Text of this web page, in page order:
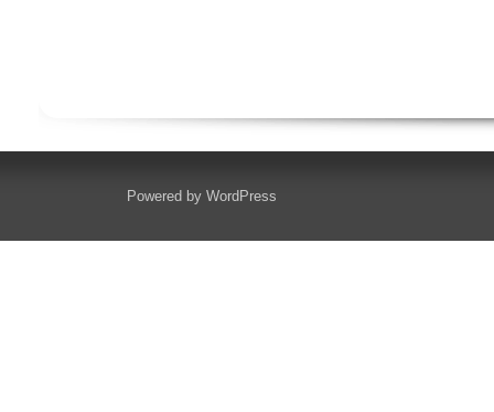
Powered by WordPress